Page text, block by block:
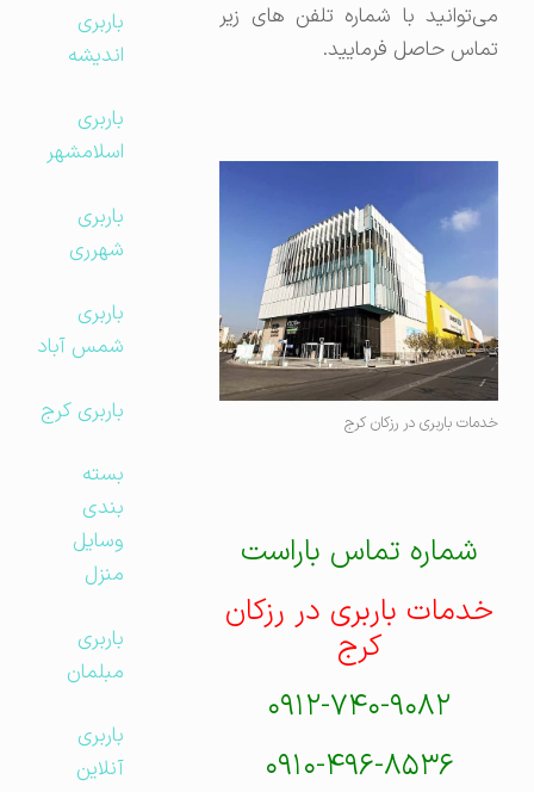
می‌توانید با شماره تلفن های زیر
تماس حاصل فرمایید.
خدمات باربری در رزکان کرج
شماره تماس باراست
خدمات باربری در رزکان
کرج
۰۹۱۲-۷۴۰-۹۰۸۲
۰۹۱۰-۴۹۶-۸۵۳۶
باربری
اندیشه
باربری
اسلامشهر
باربری
شهرری
باربری
شمس آباد
باربری کرج
بسته
بندی
وسایل
منزل
باربری
مبلمان
باربری
آنلاین